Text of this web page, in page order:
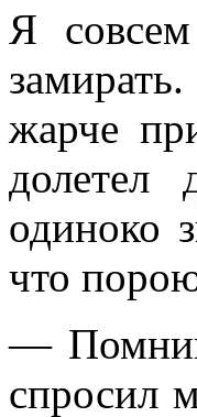
Я
жарче
долетел
одиноко
что
—
спросил